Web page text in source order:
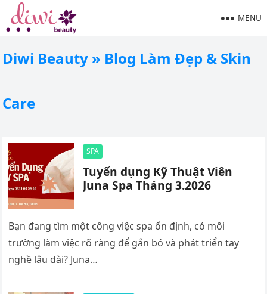
Diwi Beauty » Blog Làm Đẹp & Skin
Care
MENU
SPA
Tuyển dụng Kỹ Thuật Viên
Juna Spa Tháng 3.2026
Bạn đang tìm một công việc spa ổn định, có môi
trường làm việc rõ ràng để gắn bó và phát triển tay
nghề lâu dài? Juna…